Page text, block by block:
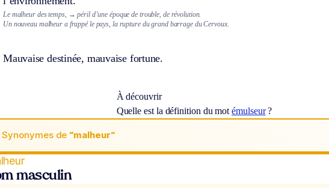
Le malheur des temps, → péril d’une époque de trouble, de révolution.
Un nouveau malheur a frappé le pays, la rupture du grand barrage du Cervoux.
Mauvaise destinée, mauvaise fortune.
À découvrir
Quelle est la définition du motémulseur?
Synonymes de “malheur“
masculin